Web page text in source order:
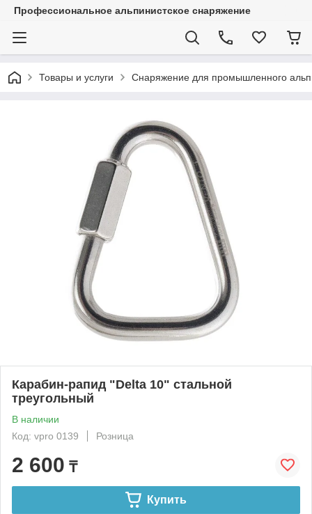
Профессиональное альпинистское снаряжение
Товары и услуги Снаряжение для промышленного
Карабин-рапид "Delta 10" стальной
треугольный
В наличии
Код: vpro 0139
Розница
2 600 ₸
Купить